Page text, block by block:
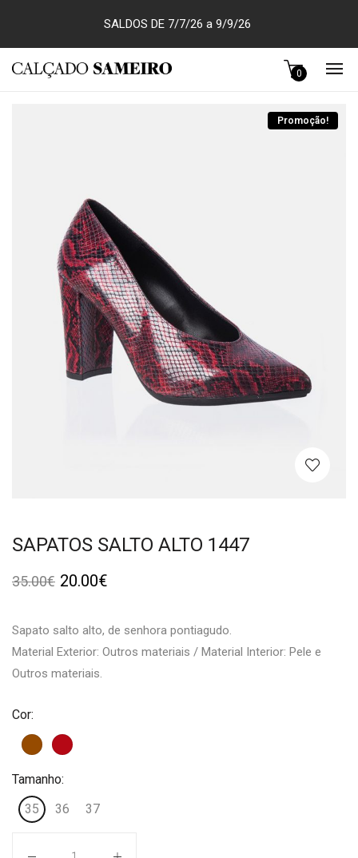
SALDOS DE 7/7/26 a 9/9/26
0
Promoção!
SAPATOS SALTO ALTO 1447
35.00€ 20.00€
Sapato salto alto, de senhora pontiagudo.
Material Exterior: Outros materiais / Material Interior: Pele e
Outros materiais.
Cor:
Tamanho:
35
36 37